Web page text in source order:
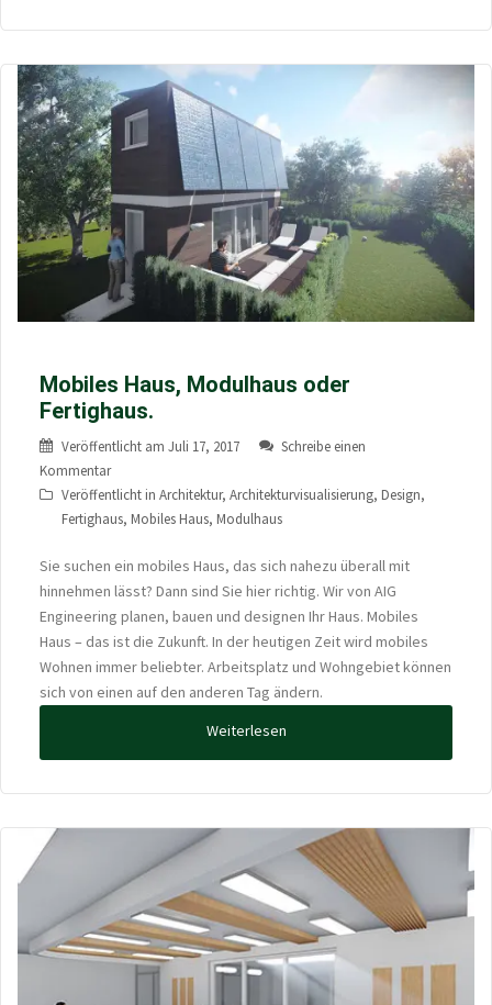
Mobiles Haus, Modulhaus oder
Fertighaus.
Veröffentlicht am Juli 17, 2017
Schreibe einen
Kommentar
Veröffentlicht in Architektur, Architekturvisualisierung, Design,
Fertighaus, Mobiles Haus, Modulhaus
Sie suchen ein mobiles Haus, das sich nahezu überall mit
hinnehmen lässt? Dann sind Sie hier richtig. Wir von AIG
Engineering planen, bauen und designen Ihr Haus. Mobiles
Haus – das ist die Zukunft. In der heutigen Zeit wird mobiles
Wohnen immer beliebter. Arbeitsplatz und Wohngebiet können
sich von einen auf den anderen Tag ändern.
Weiterlesen